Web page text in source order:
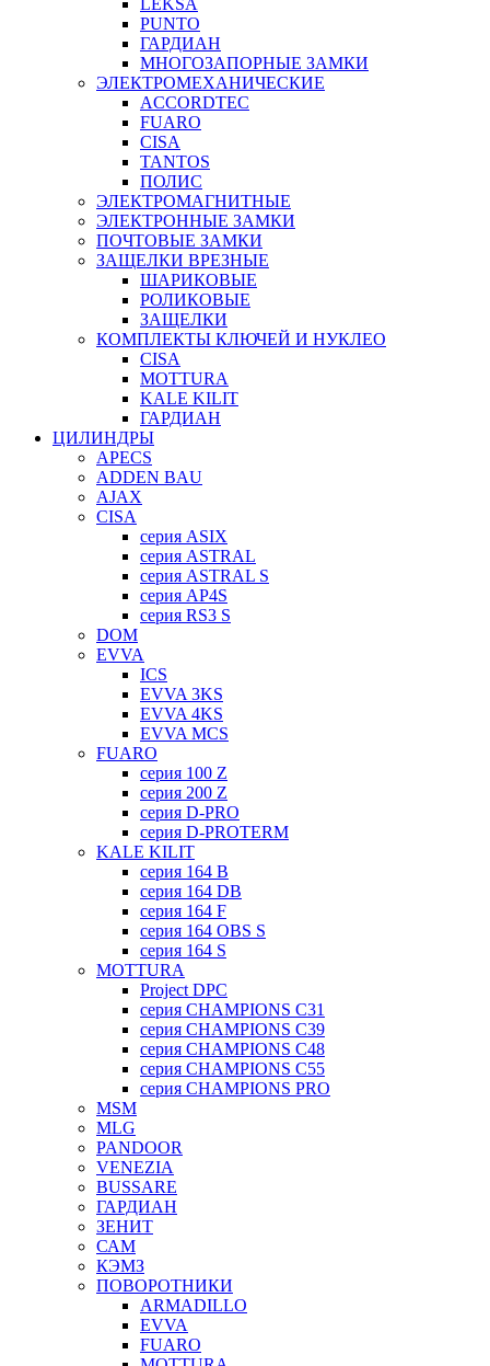
PUNTO
ГАРДИАН
МНОГОЗАПОРНЫЕ ЗАМКИ
ЭЛЕКТРОМЕХАНИЧЕСКИЕ
ACCORDTEC
FUARO
CISA
TANTOS
ПОЛИС
ЭЛЕКТРОМАГНИТНЫЕ
ЭЛЕКТРОННЫЕ ЗАМКИ
ПОЧТОВЫЕ ЗАМКИ
ЗАЩЕЛКИ ВРЕЗНЫЕ
ШАРИКОВЫЕ
РОЛИКОВЫЕ
ЗАЩЕЛКИ
КОМПЛЕКТЫ КЛЮЧЕЙ И НУКЛЕО
CISA
MOTTURA
KALE KILIT
ГАРДИАН
ЦИЛИНДРЫ
APECS
ADDEN BAU
AJAX
CISA
серия ASIX
серия ASTRAL
серия ASTRAL S
серия AP4S
серия RS3 S
DOM
EVVA
ICS
EVVA 3KS
EVVA 4KS
EVVA MCS
FUARO
серия 100 Z
серия 200 Z
серия D-PRO
серия D-PROTERM
KALE KILIT
серия 164 B
серия 164 DB
серия 164 F
серия 164 OBS S
серия 164 S
MOTTURA
Project DPC
серия CHAMPIONS C31
серия CHAMPIONS C39
серия CHAMPIONS C48
серия CHAMPIONS C55
серия CHAMPIONS PRO
MSM
MLG
PANDOOR
VENEZIA
BUSSARE
ГАРДИАН
ЗЕНИТ
САМ
КЭМЗ
ПОВОРОТНИКИ
ARMADILLO
EVVA
FUARO